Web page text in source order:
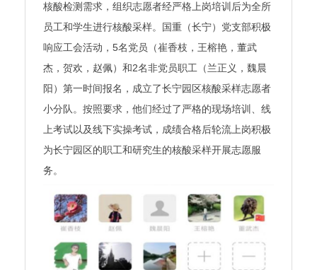
核酸检测需求，组织志愿者经严格上岗培训后为全所
员工和学生进行核酸采样。国重（长宁）党支部积极
响应工会活动，5名党员（崔香枝，王榕艳，董武
杰，贺欢，赵佩）和2名非党员职工（兰正义，魏晨
阳）第一时间报名，成立了长宁园区核酸采样志愿者
小分队。按照要求，他们经过了严格的现场培训、线
上考试以及线下实操考试，成绩合格后轮流上岗积极
为长宁园区的职工和研究生的核酸采样开展志愿服
务。